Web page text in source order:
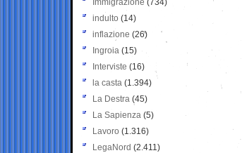
Immigrazione (734)
indulto (14)
inflazione (26)
Ingroia (15)
Interviste (16)
la casta (1.394)
La Destra (45)
La Sapienza (5)
Lavoro (1.316)
LegaNord (2.411)